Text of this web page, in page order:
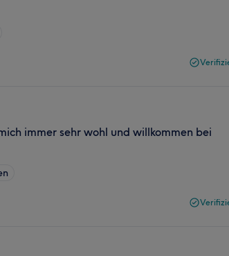
immer sehr wohl und willkommen bei